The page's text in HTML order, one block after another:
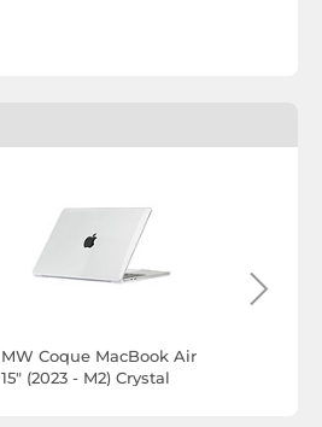
MW Coque MacBook Air
15" (2023 - M2) Crystal